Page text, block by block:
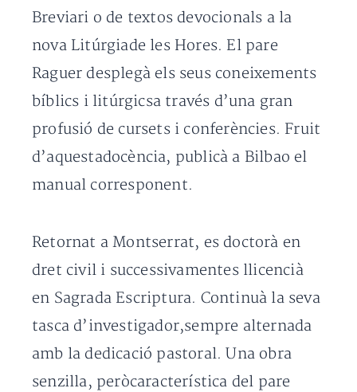
Breviari o de textos devocionals a la
nova Litúrgiade les Hores. El pare
Raguer desplegà els seus coneixements
bíblics i litúrgicsa través d’una gran
profusió de cursets i conferències. Fruit
d’aquestadocència, publicà a Bilbao el
manual corresponent.
Retornat a Montserrat, es doctorà en
dret civil i successivamentes llicencià
en Sagrada Escriptura. Continuà la seva
tasca d’investigador,sempre alternada
amb la dedicació pastoral. Una obra
senzilla, peròcaracterística del pare